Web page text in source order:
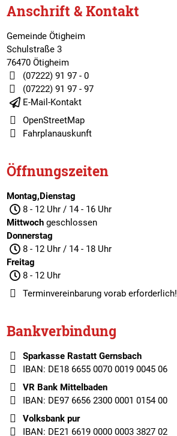
Anschrift & Kontakt
Gemeinde Ötigheim
Schulstraße 3
76470 Ötigheim
(07222) 91 97 - 0
(07222) 91 97 - 97
E-Mail-Kontakt
OpenStreetMap
Fahrplanauskunft
Öffnungszeiten
Montag,Dienstag
8 - 12 Uhr / 14 - 16 Uhr
Mittwochgeschlossen
Donnerstag
8 - 12 Uhr / 14 - 18 Uhr
Freitag
8 - 12 Uhr
Terminvereinbarungvorab erforderlich!
Bankverbindung
Sparkasse Rastatt Gernsbach
IBAN: DE18 6655 0070 0019 0045 06
VR Bank Mittelbaden
IBAN: DE97 6656 2300 0001 0154 00
Volksbank pur
IBAN: DE21 6619 0000 0003 3827 02